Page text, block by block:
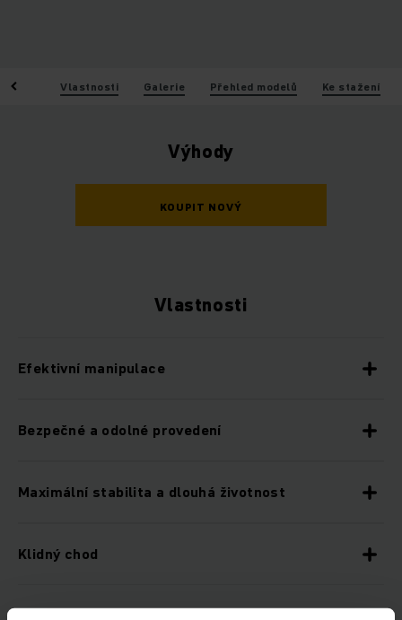
Vlastnosti Galerie Přehled modelů Ke stažení
Výhody
KOUPIT NOVÝ
Vlastnosti
Efektivní manipulace
Bezpečné a odolné provedení
Maximální stabilita a dlouhá životnost
Klidný chod